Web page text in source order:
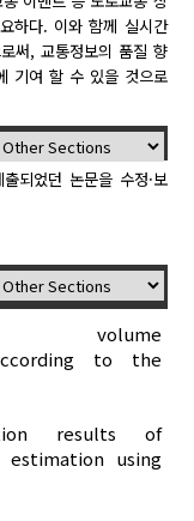
하다. 이와 함께 실시간
써, 교통정보의 품질 향
기여 할 수 있을 것으로
되었던 논문을 수정·보
volume
to the
results of
using